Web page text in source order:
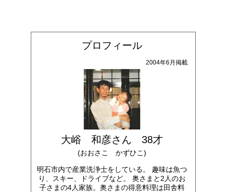
プロフィール
2004年6月掲載
大峪 和彦さん 38才
(おおさこ かずひこ)
明石市内で産業洗浄士をしている。 趣味は魚つ
り、スキー、ドライブなど。 奥さまと2人のお
子さまの4人家族。奥さまの得意料理は田舎料